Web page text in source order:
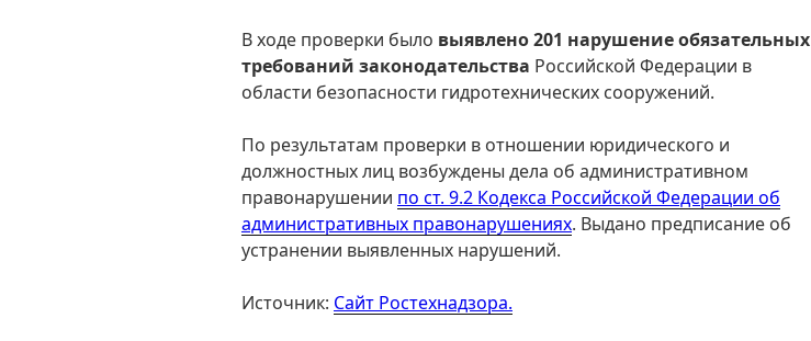
В ходе проверки было выявлено 201 нарушение обязательных
требований законодательства Российской Федерации в
области безопасности гидротехнических сооружений.
По результатам проверки в отношении юридического и
должностных лиц возбуждены дела об административном
правонарушении по ст. 9.2 Кодекса Российской Федерации об
административных правонарушениях. Выдано предписание об
устранении выявленных нарушений.
Источник: Сайт Ростехнадзора.